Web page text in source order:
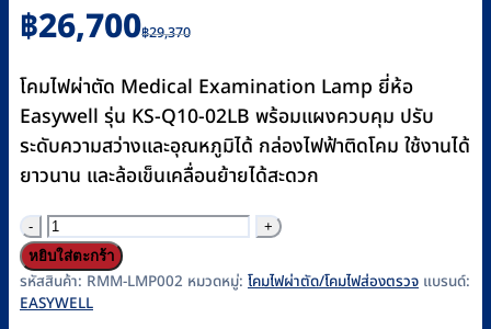
฿29,370
Original
price
was:
฿29,370.
฿26,700
Current
price
is:
฿26,700.
โคมไฟผ่าตัด Medical Examination Lamp ยี่ห้อ
Easywell รุ่น KS-Q10-02LB พร้อมแผงควบคุม ปรับ
ระดับความสว่างและอุณหภูมิได้ กล่องไฟฟ้าติดโคม ใช้งานได้
ยาวนาน และล้อเข็นเคลื่อนย้ายได้สะดวก
จำนวน
โคม
ไฟ
ผ่าตัด
หยิบใส่ตะกร้า
รหัสสินค้า: RMM-LMP002 หมวดหมู่: โคมไฟผ่าตัด/โคมไฟส่องตรวจ แบรนด์:
EASYWELL